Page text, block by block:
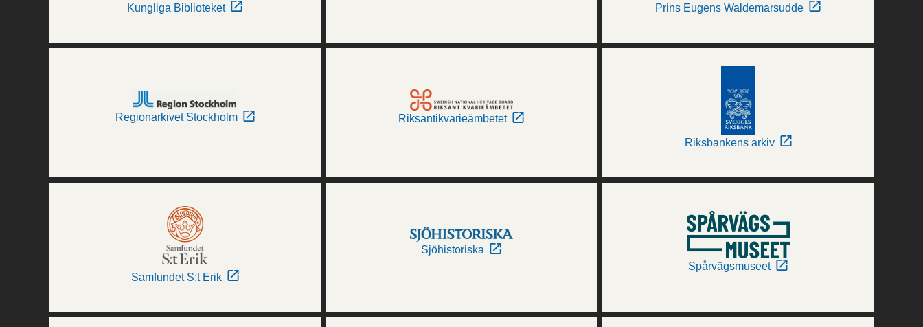
Kungliga Biblioteket
Prins Eugens Waldemarsudde
Regionarkivet Stockholm Riksantikvarieämbetet
Riksbankens arkiv
Samfundet S:t Erik
Sjöhistoriska
Spårvägsmuseet